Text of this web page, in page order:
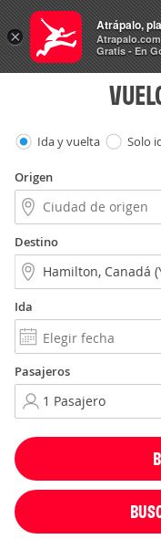
Vuelos
Ida y vuelta Solo
Origen
Destino
Ida
Pasajeros
×
Atrápalo,
Atrapalo.com
Gratis - En